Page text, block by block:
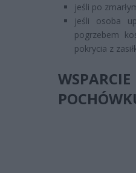
jeśli po
jeśli osoba
pogrzebem
pokrycia z